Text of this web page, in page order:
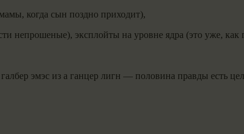
когда сын поздно приходит),
непрошеные), эксплойты на уровне ядра (это уже, как
эмэс из а ганцер лигн — половина правды есть